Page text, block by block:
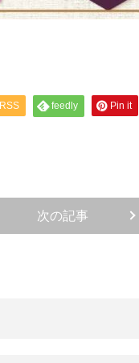
RSS feedly Pin it
次の記事